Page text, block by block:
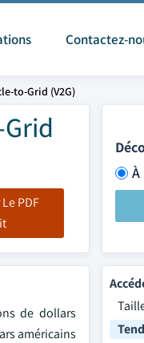
Contactez-
to-Grid (V2G)
PDF
À
de dollars
américains